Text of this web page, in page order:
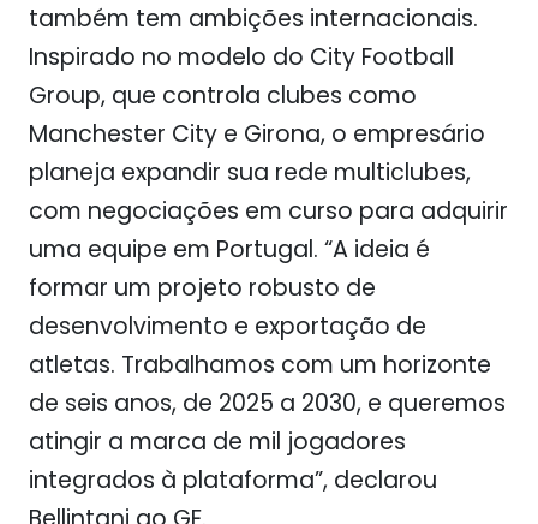
também tem ambições internacionais.
Inspirado no modelo do City Football
Group, que controla clubes como
Manchester City e Girona, o empresário
planeja expandir sua rede multiclubes,
com negociações em curso para adquirir
uma equipe em Portugal. “A ideia é
formar um projeto robusto de
desenvolvimento e exportação de
atletas. Trabalhamos com um horizonte
de seis anos, de 2025 a 2030, e queremos
atingir a marca de mil jogadores
integrados à plataforma”, declarou